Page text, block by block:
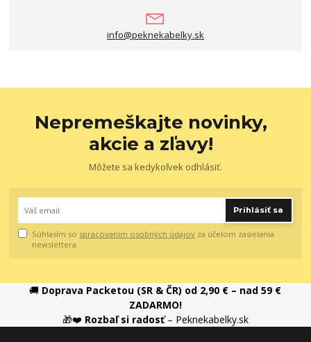
info@peknekabelky.sk
Nepremeškajte novinky,
akcie a zľavy!
Môžete sa kedykoľvek odhlásiť.
Prihlásiť sa
Súhlasím so spracovaním osobných údajov za účelom zasielania
newslettera.
🚚 Doprava Packetou (SR & ČR) od 2,90 € – nad 59 €
ZADARMO!
🎁❤️ Rozbaľ si radosť– Peknekabelky.sk